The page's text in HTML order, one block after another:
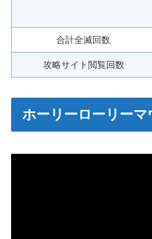
合計全滅回数
攻略サイト閲覧回数
ホーリーローリー